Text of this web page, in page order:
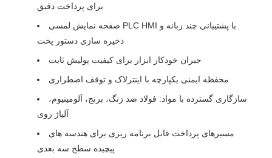
برای پرداخت دقیق
صفحه نمایش لمسی PLC HMI با پشتیبانی چند زبانه و
ذخیره سازی دستور پخت
جبران خودکار ابزار برای کیفیت پولیش ثابت
محفظه ایمنی یکپارچه با اینترلاک و توقف اضطراری
سازگاری گسترده با مواد: فولاد ضد زنگ، برنج، آلومینیوم،
آلیاژ روی
مسیرهای پرداخت قابل برنامه ریزی برای هندسه های
پیچیده سطح سه بعدی